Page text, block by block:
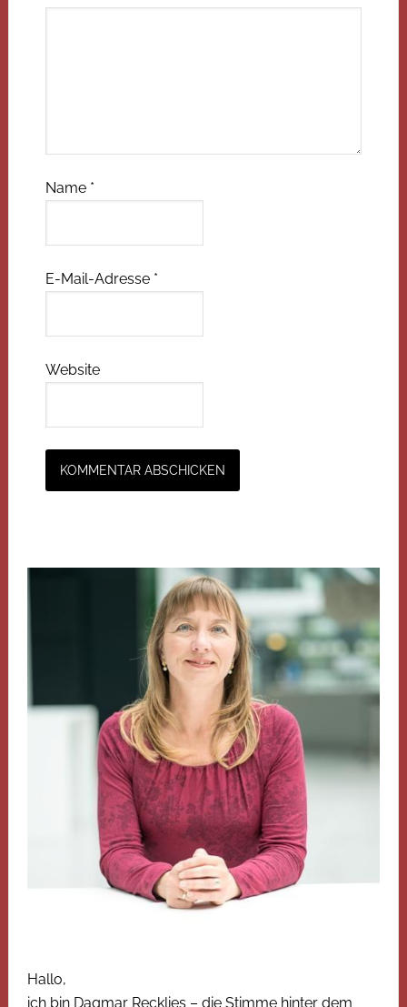
Name *
E-Mail-Adresse *
Website
Hallo,
ich bin Dagmar Recklies – die Stimme hinter dem